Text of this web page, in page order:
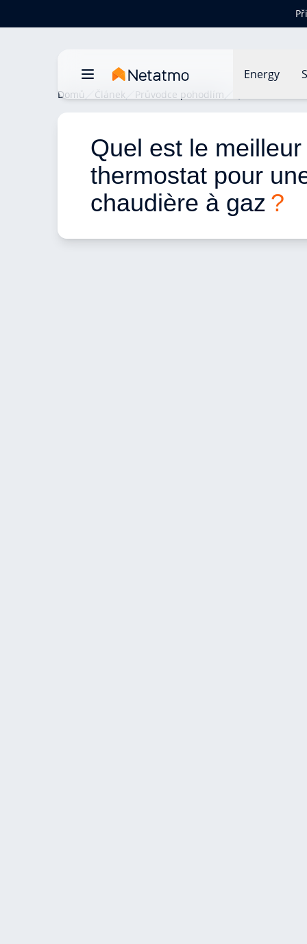
Energy
Domů Článek Průvodce pohodlím
Quel est le meilleur
thermostat pour
chaudière à gaz ?